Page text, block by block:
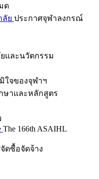
ด
ลัย ประกาศจุฬาลงกรณ์
และนวัตกรรม
ใจของจุฬาฯ
ษาและหลักสูตร
The 166th ASAIHL
ดซื้อจัดจ้าง